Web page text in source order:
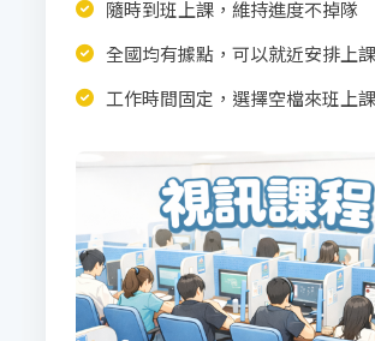
隨時到班上課，維持進度不掉隊
全國均有據點，可以就近安排上課
工作時間固定，選擇空檔來班上